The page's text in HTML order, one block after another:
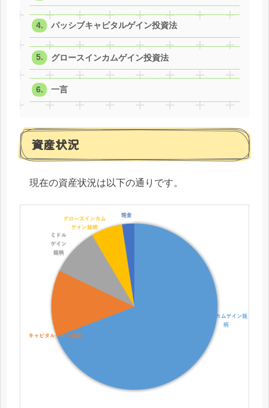
パッシブキャピタルゲイン投資法
グロースインカムゲイン投資法
一言
資産状況
現在の資産状況は以下の通りです。